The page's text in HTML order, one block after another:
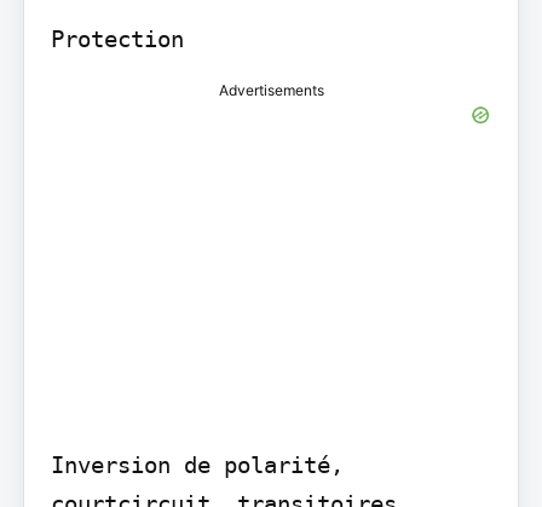
Protection
Advertisements
Inversion de polarité,